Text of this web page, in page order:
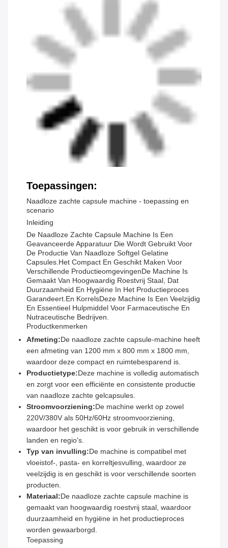
Toepassingen:
Naadloze zachte capsule machine - toepassing en
scenario
Inleiding
De Naadloze Zachte Capsule Machine Is Een
Geavanceerde Apparatuur Die Wordt Gebruikt Voor
De Productie Van Naadloze Softgel Gelatine
Capsules.het Compact En Geschikt Maken Voor
Verschillende ProductieomgevingenDe Machine Is
Gemaakt Van Hoogwaardig Roestvrij Staal, Dat
Duurzaamheid En Hygiëne In Het Productieproces
Garandeert.en KorrelsDeze Machine Is Een Veelzijdig
En Essentieel Hulpmiddel Voor Farmaceutische En
Nutraceutische Bedrijven.
Productkenmerken
Afmeting:De naadloze zachte capsule-machine heeft
een afmeting van 1200 mm x 800 mm x 1800 mm,
waardoor deze compact en ruimtebesparend is.
Productietype:Deze machine is volledig automatisch
en zorgt voor een efficiënte en consistente productie
van naadloze zachte gelcapsules.
Stroomvoorziening:De machine werkt op zowel
220V/380V als 50Hz/60Hz stroomvoorziening,
waardoor het geschikt is voor gebruik in verschillende
landen en regio's.
Typ van invulling:De machine is compatibel met
vloeistof-, pasta- en korreltjesvulling, waardoor ze
veelzijdig is en geschikt is voor verschillende soorten
producten.
Materiaal:De naadloze zachte capsule machine is
gemaakt van hoogwaardig roestvrij staal, waardoor
duurzaamheid en hygiëne in het productieproces
worden gewaarborgd.
Toepassing